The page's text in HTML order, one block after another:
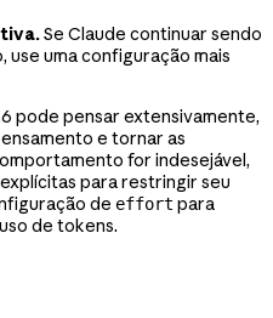
Se Claude continuar sendo
use uma configuração mais
pode pensar extensivamente,
e tornar as
for indesejável,
para restringir seu
de effort para
de tokens.